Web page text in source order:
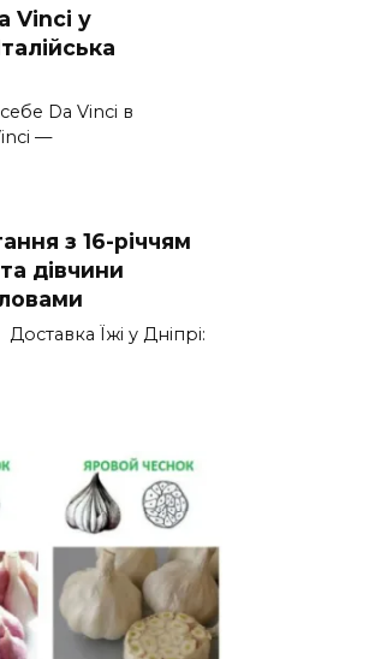
Vinci у
Da Vinci в
—
з 16-річчям
дівчини
Їжі у Дніпрі: